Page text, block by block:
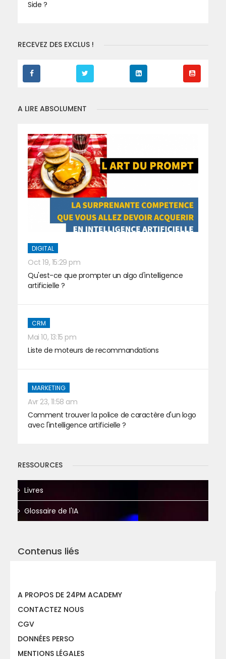
Side ?
RECEVEZ DES EXCLUS !
A LIRE ABSOLUMENT
DIGITAL
Oct 19, 15:29 pm
Qu'est-ce que prompter un algo d'intelligence
artificielle ?
CRM
Mai 10, 13:15 pm
Liste de moteurs de recommandations
MARKETING
Avr 23, 11:58 am
Comment trouver la police de caractère d'un logo
avec l'intelligence artificielle ?
RESSOURCES
Livres
Glossaire de l'IA
Contenus liés
A PROPOS DE 24PM ACADEMY
CONTACTEZ NOUS
CGV
DONNÉES PERSO
MENTIONS LÉGALES